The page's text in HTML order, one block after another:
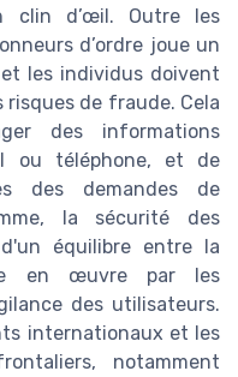
clin d’œil. Outre les
d’ordre joue un
les individus doivent
de fraude. Cela
des informations
ou téléphone, et de
des demandes de
la sécurité des
équilibre entre la
en œuvre par les
des utilisateurs.
internationaux et les
notamment